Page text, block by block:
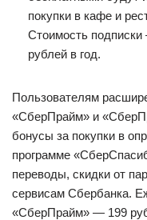
покупки в кафе и
Стоимость
рублей в год.
Пользователям
«СберПрайм» и
бонусы за покупки в
программе
переводы, скидки от
сервисам Сбербанка.
«СберПрайм» — 199